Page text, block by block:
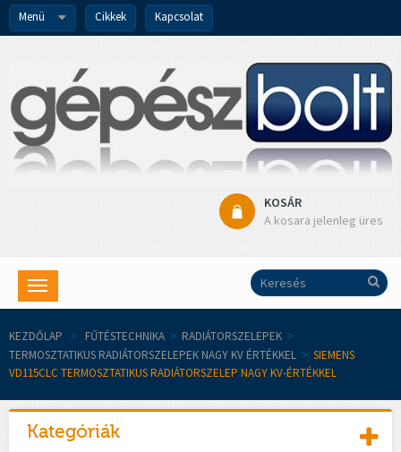
Menü Cikkek Kapcsolat
KOSÁR
A kosara jelenleg üres
Toggle
navigation
KEZDŐLAP > FŰTÉSTECHNIKA > RADIÁTORSZELEPEK >
TERMOSZTATIKUS RADIÁTORSZELEPEK NAGY KV ÉRTÉKKEL > SIEMENS
VD115CLC TERMOSZTATIKUS RADIÁTORSZELEP NAGY KV-ÉRTÉKKEL
Kategóriák